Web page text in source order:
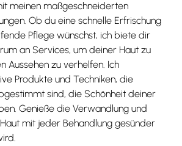
meinen maßgeschneiderten
Ob du eine schnelle Erfrischung
Pflege wünschst, ich biete dir
an Services, um deiner Haut zu
Aussehen zu verhelfen. Ich
Produkte und Techniken, die
sind, die Schönheit deiner
Genieße die Verwandlung und
mit jeder Behandlung gesünder